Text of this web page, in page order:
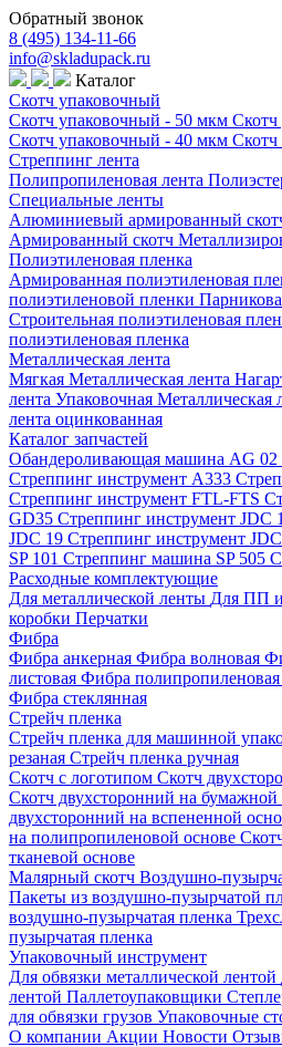
Обратный звонок
8 (495) 134-11-66
info@skladupack.ru
Каталог
Скотч упаковочный
Скотч упаковочный - 50 мкм
Скотч упаковочный - 40 мкм Скотч
Стреппинг лента
Полипропиленовая лента
Специальные ленты
Алюминиевый армированный
Армированный скотч
Полиэтиленовая пленка
Армированная полиэтиленовая
полиэтиленовой пленки
Строительная полиэтиленовая
полиэтиленовая пленка
Металлическая лента
Мягкая Металлическая лента
лента Упаковочная Металлическая
лента оцинкованная
Каталог запчастей
Обандероливающая машина AG 02
Стреппинг инструмент A333
Стреппинг инструмент FTL-FTS
GD35 Стреппинг инструмент JDC
JDC 19 Стреппинг инструмент
SP 101 Стреппинг машина SP 505
Расходные комплектующие
Для металлической ленты Для ПП
коробки Перчатки
Фибра
Фибра анкерная Фибра волновая
листовая Фибра полипропиленовая
Фибра стеклянная
Стрейч пленка
Стрейч пленка для машинной
резаная Стрейч пленка ручная
Скотч с логотипом Скотч
Скотч двухсторонний на бумажной
двухсторонний на вспененной
на полипропиленовой основе
тканевой основе
Малярный скотч Воздушно-
Пакеты из воздушно-пузырчатой
воздушно-пузырчатая пленка
пузырчатая пленка
Упаковочный инструмент
Для обвязки металлической лентой
лентой Паллетоупаковщики
для обвязки грузов Упаковочные
О компании Акции Новости